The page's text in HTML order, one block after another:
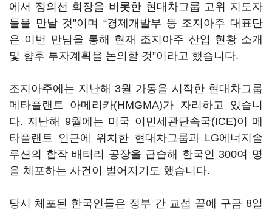
에서 정의선 회장을 비롯한 현대차그룹 고위 지도자
들을 만날 것”이며 “경제개발부 등 조지아주 대표단
은 이번 만남을 통해 현재 조지아주 산업 현황 소개
및 향후 투자계획을 논의할 것”이라고 했습니다.
조지아주에는 지난해 3월 가동을 시작한 현대차그룹
메타플랜트 아메리카(HMGMA)가 자리하고 있습니
다. 지난해 9월에는 미국 이민세관단속국(ICE)이 메
타플랜트 인근에 위치한 현대차그룹과 LG에너지솔
루션의 합작 배터리 공장을 급습해 한국인 300여 명
을 체포하는 사건이 벌어지기도 했습니다.
당시 체포된 한국인들은 정부 간 교섭 끝에 구금 8일